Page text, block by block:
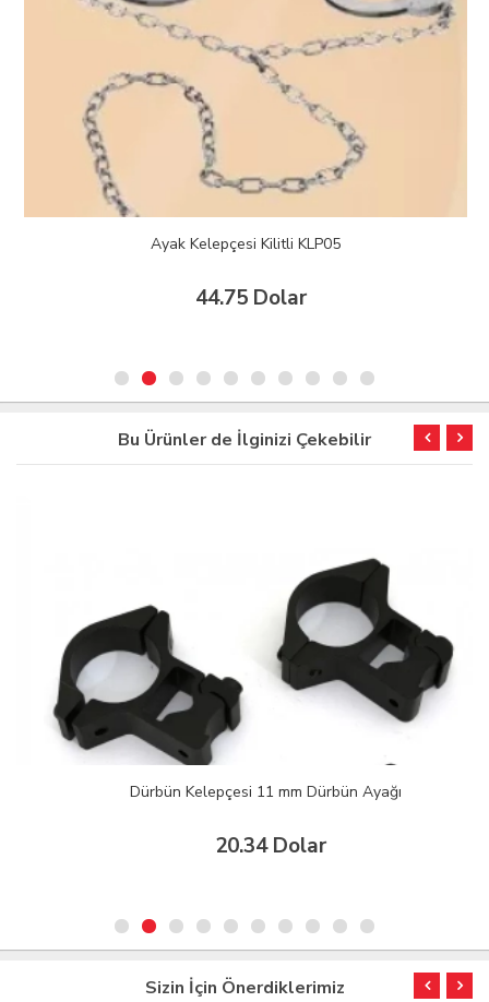
Ayak Kelepçesi Kilitli KLP05
44.75 Dolar
Bu Ürünler de İlginizi Çekebilir
Dürbün Kelepçesi 11 mm Dürbün Ayağı
20.34 Dolar
Sizin İçin Önerdiklerimiz